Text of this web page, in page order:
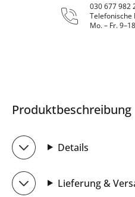
030 677 982
Telefonische
Mo. – Fr.
Produktbeschreibung
Details
Lieferung &